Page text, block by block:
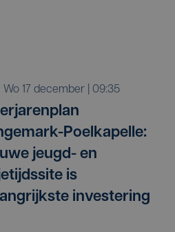
wo 17 december | 09:35
Poelkapelle:
jeugd- en
is
investering